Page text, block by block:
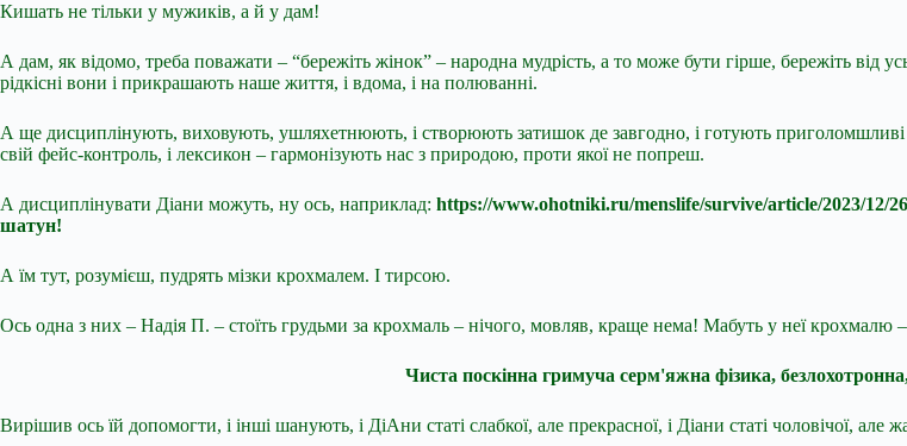
Кишать не тільки у мужиків, а й у дам!
А дам, як відомо, треба поважати – “бережіть жінок” – народна мудрість, а то може бути гірше, бережіть від
рідкісні вони і прикрашають наше життя, і вдома, і на полюванні.
А ще дисциплінують, виховують, ушляхетнюють, і створюють затишок де завгодно, і готують
свій фейс-контроль, і лексикон – гармонізують нас з природою, проти якої не попреш.
А дисциплінувати Діани можуть, ну ось, наприклад: https://www.ohotniki.ru/menslife/survive/article/2023/
шатун!
А їм тут, розумієш, пудрять мізки крохмалем. І тирсою.
Ось одна з них – Надія П. – стоїть грудьми за крохмаль – нічого, мовляв, краще нема! Мабуть у неї крохмалю
Чиста поскінна гримуча серм'яжна фізика,
Вирішив ось їй допомогти, і інші шанують, і ДіАни статі слабкої, але прекрасної, і Діани статі чоловічої, але